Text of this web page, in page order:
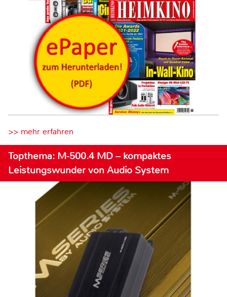
>> mehr erfahren
Topthema: M-500.4 MD – kompaktes
Leistungswunder von Audio System